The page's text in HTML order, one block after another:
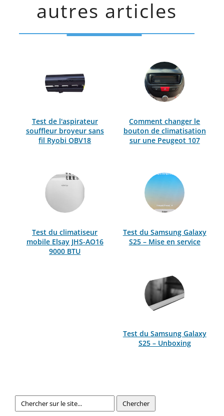
autres articles
Test de l'aspirateur
souffleur broyeur sans
fil Ryobi OBV18
Comment changer le
bouton de climatisation
sur une Peugeot 107
Test du climatiseur
mobile Elsay JHS-AO16
9000 BTU
Test du Samsung Galaxy
S25 – Mise en service
Test du Samsung Galaxy
S25 – Unboxing